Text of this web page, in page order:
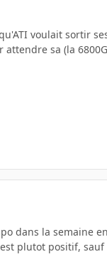
voulait sortir
sa (la
dans la semaine
plutot positif,